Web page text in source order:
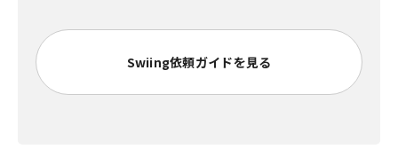
Swiing依頼ガイドを見る